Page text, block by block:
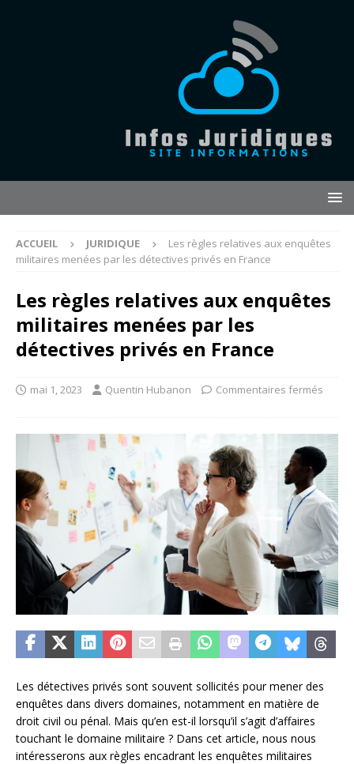
ACCUEIL JURIDIQUE
Les règles relatives aux enquêtes
militaires menées par les détectives privés en France
Les règles relatives aux enquêtes
militaires menées par les
détectives privés en France
mai 1, 2023 Quentin Hubanon Commentaires fermés
Les détectives privés sont souvent sollicités pour mener des
enquêtes dans divers domaines, notamment en matière de
droit civil ou pénal. Mais qu’en est-il lorsqu’il s’agit d’affaires
touchant le domaine militaire ? Dans cet article, nous nous
intéresserons aux règles encadrant les enquêtes militaires